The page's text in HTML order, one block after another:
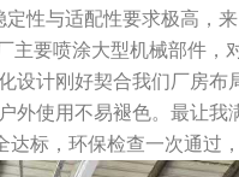
性与适配性要求极高，
主要喷涂大型机械部件，
设计刚好契合我们厂房
外使用不易褪色。最让
标，环保检查一次通过